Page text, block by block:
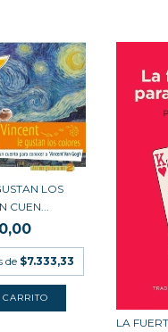
LOS
CUEN...
de $7.333,33
LA